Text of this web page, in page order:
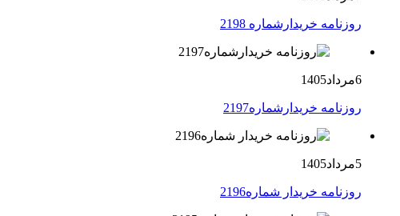
روزنامه خریدارشماره 2198
6مرداد1405
روزنامه خریدارشماره2197
5مرداد1405
روزنامه خریدار شماره2196